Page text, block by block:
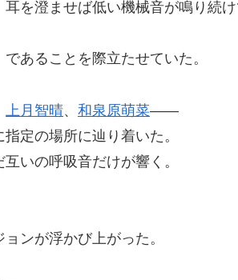
を澄ませば低い機械音が鳴り続
あることを際立たせていた。
上月智晴、 和泉原萌菜――
定の場所に辿り着いた。
いの呼吸音だけが響く。
ンが浮かび上がった。